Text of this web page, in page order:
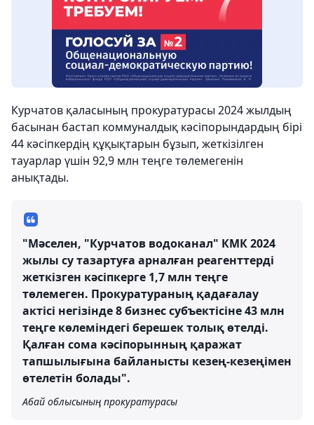
Курчатов қаласының прокуратурасы 2024 жылдың
басынан бастап коммуналдық кәсіпорындардың бірі
44 кәсіпкердің құқықтарын бұзып, жеткізілген
тауарлар үшін 92,9 млн теңге төлемегенін
анықтады.
"Мәселен, "Курчатов водоканал" КМК 2024
жылы су тазартуға арналған реагенттерді
жеткізген кәсіпкерге 1,7 млн теңге
төлемеген. Прокуратураның қадағалау
актісі негізінде 8 бизнес субъектісіне 43 млн
теңге көлеміндегі берешек толық өтелді.
Қалған сома кәсіпорынның қаражат
тапшылығына байланысты кезең-кезеңімен
өтелетін болады".
Абай облысының прокуратурасы